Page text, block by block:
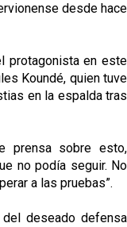
desde hace
protagonista en este
Koundé, quien tuve
en la espalda tras
prensa sobre esto,
no podía seguir. No
a las pruebas”.
deseado defensa